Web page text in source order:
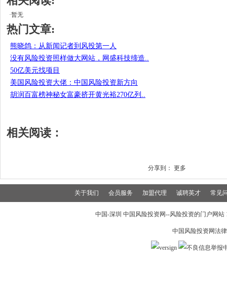
·暂无
热门文章:
熊晓鸽：从新闻记者到风投第一人
没有风险投资照样做大网站，网盛科技缔造..
50亿美元找项目
美国风险投资大佬：中国风险投资新方向
胡润百富榜神秘女富豪挤开黄光裕270亿列..
相关阅读：
分享到： 更多
关于我们 会员服务 加盟代理 诚聘英才 常见
中国-深圳 中国风险投资网--风险投资的门户网
中国风险投资网法